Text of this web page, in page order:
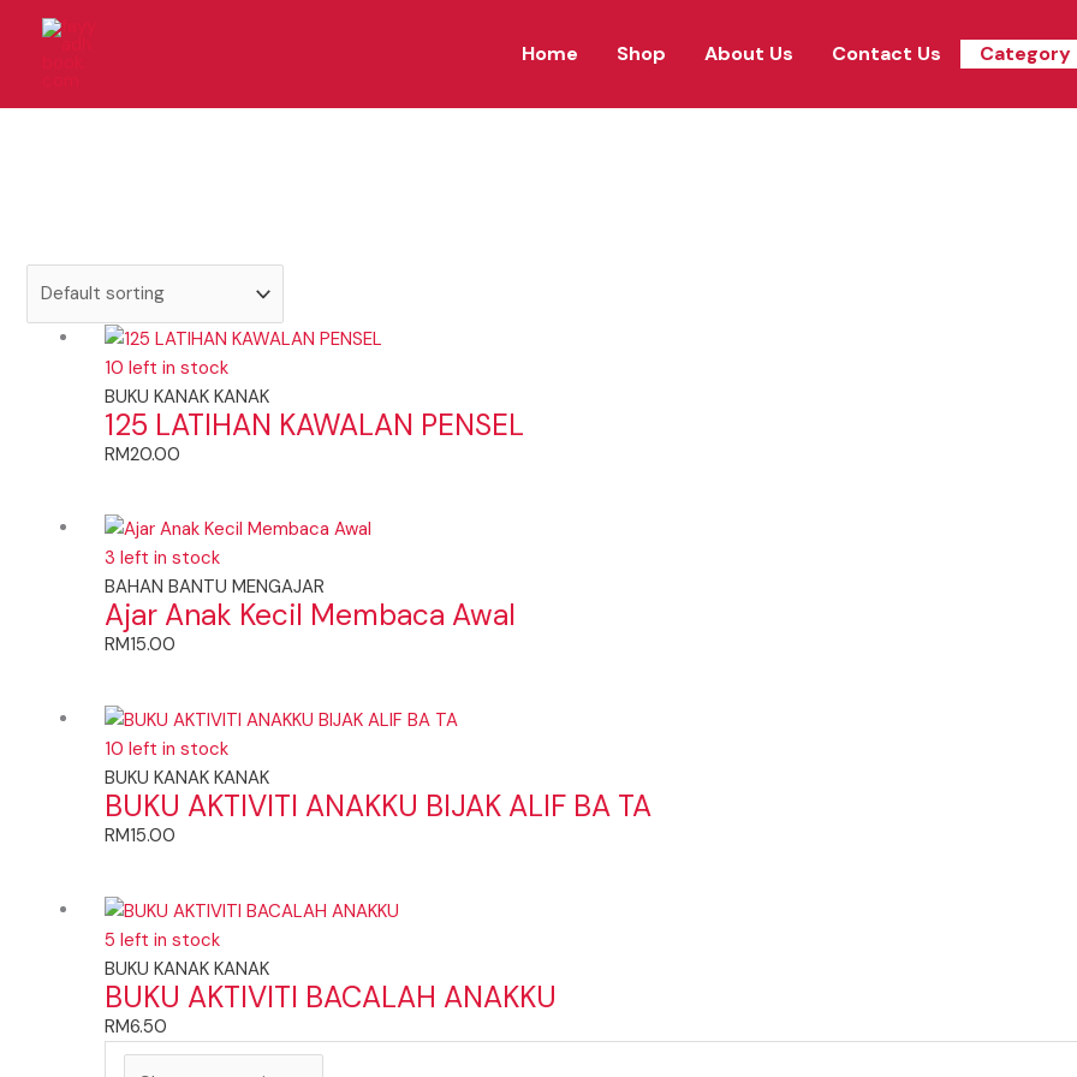
Home Shop About Us Contact Us Category
10 left in stock
BUKU KANAK KANAK
125 LATIHAN KAWALAN PENSEL
RM20.00
3 left in stock
BAHAN BANTU MENGAJAR
Ajar Anak Kecil Membaca Awal
RM15.00
10 left in stock
BUKU KANAK KANAK
BUKU AKTIVITI ANAKKU BIJAK ALIF BA TA
RM15.00
5 left in stock
BUKU KANAK KANAK
BUKU AKTIVITI BACALAH ANAKKU
RM6.50